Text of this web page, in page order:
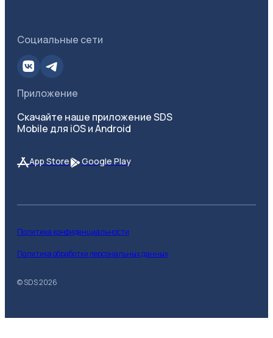
Социальные сети
Приложение
Скачайте наше приложение SDS
Mobile для iOS и Android
App Store Google Play
© SDS2026
Политика конфиденциальности
Политика обработки персональных данных